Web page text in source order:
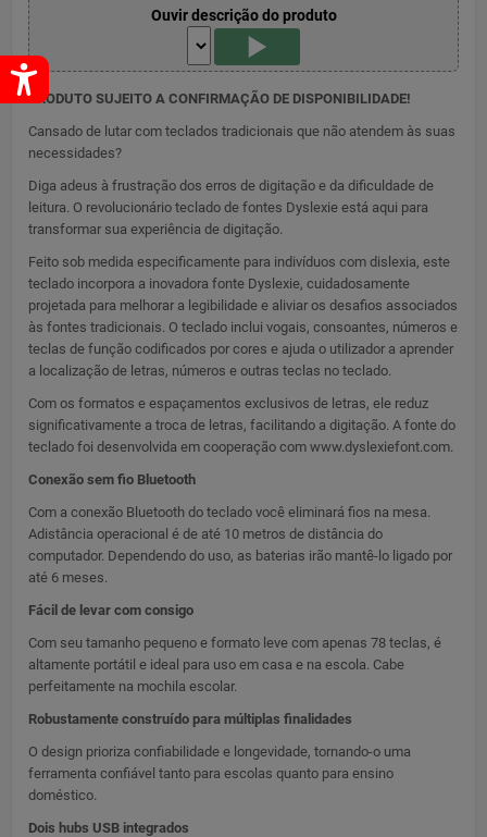
Ouvir descrição do produto
PRODUTO SUJEITO A CONFIRMAÇÃO DE DISPONIBILIDADE!
Cansado de lutar com teclados tradicionais que não atendem às suas
necessidades?
Diga adeus à frustração dos erros de digitação e da dificuldade de
leitura. O revolucionário teclado de fontes Dyslexie está aqui para
transformar sua experiência de digitação.
Feito sob medida especificamente para indivíduos com dislexia, este
teclado incorpora a inovadora fonte Dyslexie, cuidadosamente
projetada para melhorar a legibilidade e aliviar os desafios associados
às fontes tradicionais. O teclado inclui vogais, consoantes, números e
teclas de função codificados por cores e ajuda o utilizador a aprender
a localização de letras, números e outras teclas no teclado.
Com os formatos e espaçamentos exclusivos de letras, ele reduz
significativamente a troca de letras, facilitando a digitação. A fonte do
teclado foi desenvolvida em cooperação com www.dyslexiefont.com.
Conexão sem fio Bluetooth
Com a conexão Bluetooth do teclado você eliminará fios na mesa.
Adistância operacional é de até 10 metros de distância do
computador. Dependendo do uso, as baterias irão mantê-lo ligado por
até 6 meses.
Fácil de levar com consigo
Com seu tamanho pequeno e formato leve com apenas 78 teclas, é
altamente portátil e ideal para uso em casa e na escola. Cabe
perfeitamente na mochila escolar.
Robustamente construído para múltiplas finalidades
O design prioriza confiabilidade e longevidade, tornando-o uma
ferramenta confiável tanto para escolas quanto para ensino
doméstico.
Dois hubs USB integrados